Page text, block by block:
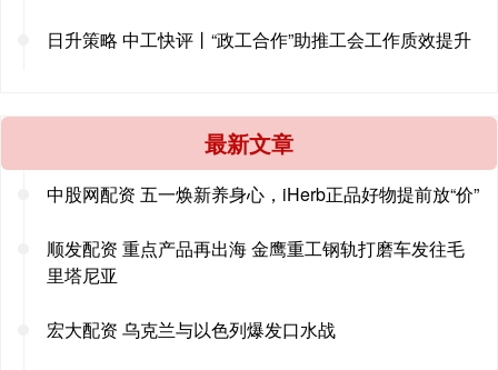
日升策略 中工快评丨“政工合作”助推工会工作质效提升
最新文章
中股网配资 五一焕新养身心，iHerb正品好物提前放“价”
顺发配资 重点产品再出海 金鹰重工钢轨打磨车发往毛
里塔尼亚
宏大配资 乌克兰与以色列爆发口水战